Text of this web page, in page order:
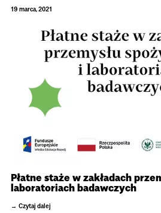
19 marca, 2021
Płatne staże w zakładach
laboratoriach badawczych
Czytaj dalej